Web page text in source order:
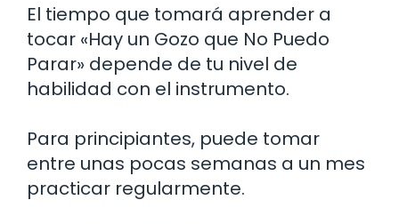
El tiempo que tomará aprender a
tocar «Hay un Gozo que No Puedo
Parar» depende de tu nivel de
habilidad con el instrumento.
Para principiantes, puede tomar
entre unas pocas semanas a un mes
practicar regularmente.